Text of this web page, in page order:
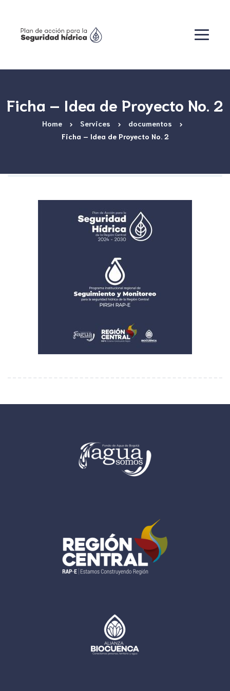
Ficha – Idea de Proyecto No. 2
Home Services
documentos
Ficha – Idea de Proyecto No. 2